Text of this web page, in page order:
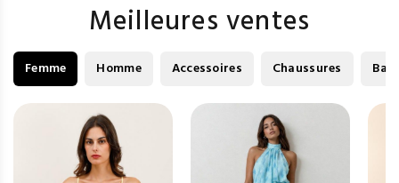
Meilleures ventes
Femme Homme Accessoires Chaussures